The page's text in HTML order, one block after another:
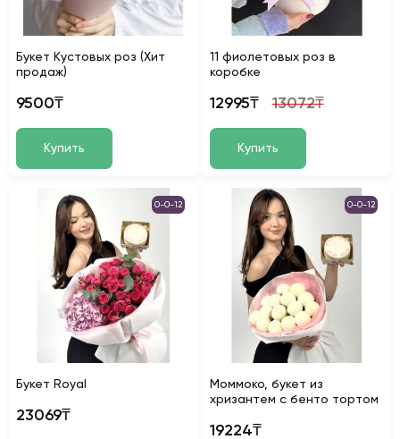
Букет Кустовых роз (Хит
продаж)
9500₸
Купить
11 фиолетовых роз в
коробке
12995₸ 13072₸
Купить
0-0-12
Букет Royal
23069₸
0-0-12
Моммоко, букет из
хризантем с бенто тортом
19224₸